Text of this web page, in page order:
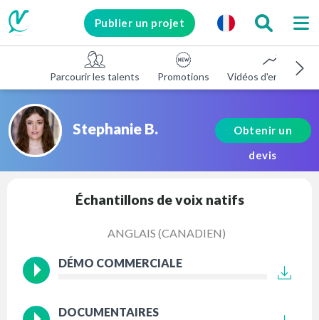
Publier un projet
Parcourir les talents Promotions Vidéos d'entreprise
Stephanie B.
Obtenir un
devis
Échantillons de voix natifs
ANGLAIS (CANADIEN)
DÉMO COMMERCIALE
DOCUMENTAIRES